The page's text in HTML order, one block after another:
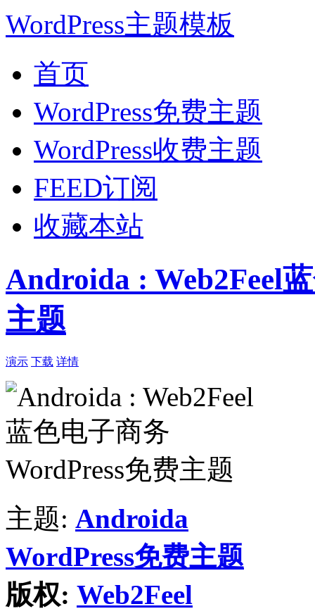
WordPress主题模板
首页
WordPress免费主题
WordPress收费主题
FEED订阅
收藏本站
Androida : Web2Feel
主题
演示 下载 详情
主题: Androida
WordPress免费主题
版权: Web2Feel